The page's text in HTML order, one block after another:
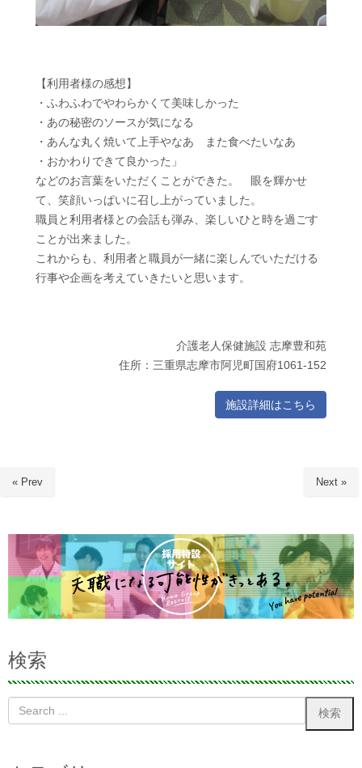
【利用者様の感想】
・ふわふわでやわらかくて美味しかった
・あの秘密のソースが気になる
・あんな丸く焼いて上手やなあ また食べたいなあ
・おかわりできて良かった」
などのお言葉をいただくことができた。 眼を輝かせ
て、笑顔いっぱいに召し上がっていました。
職員と利用者様との会話も弾み、楽しいひと時を過ごす
ことが出来ました。
これからも、利用者と職員が一緒に楽しんでいただける
行事や企画を考えていきたいと思います。
介護老人保健施設 志摩豊和苑
住所：三重県志摩市阿児町国府1061-152
施設詳細はこちら
« Prev Next »
検索